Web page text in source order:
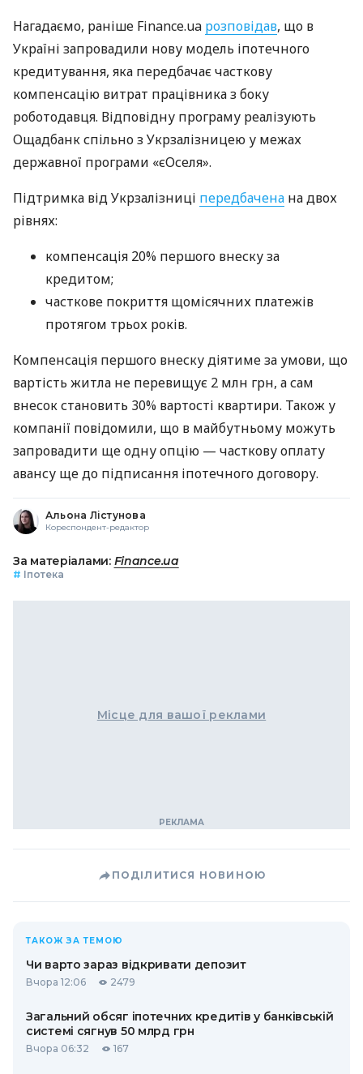
Нагадаємо, раніше Finance.ua розповідав, що в
Україні запровадили нову модель іпотечного
кредитування, яка передбачає часткову
компенсацію витрат працівника з боку
роботодавця. Відповідну програму реалізують
Ощадбанк спільно з Укрзалізницею у межах
державної програми «єОселя».
Підтримка від Укрзалізниці передбачена на двох
рівнях:
компенсація 20% першого внеску за
кредитом;
часткове покриття щомісячних платежів
протягом трьох років.
Компенсація першого внеску діятиме за умови, що
вартість житла не перевищує 2 млн грн, а сам
внесок становить 30% вартості квартири. Також у
компанії повідомили, що в майбутньому можуть
запровадити ще одну опцію — часткову оплату
авансу ще до підписання іпотечного договору.
Альона Лістунова
Кореспондент-редактор
За матеріалами: Finance.ua
# Іпотека
Місце для вашої реклами
ПОДІЛИТИСЯ НОВИНОЮ
ТАКОЖ ЗА ТЕМОЮ
Чи варто зараз відкривати депозит
Вчора 12:06 2479
Загальний обсяг іпотечних кредитів у банківській
системі сягнув 50 млрд грн
Вчора 06:32 167